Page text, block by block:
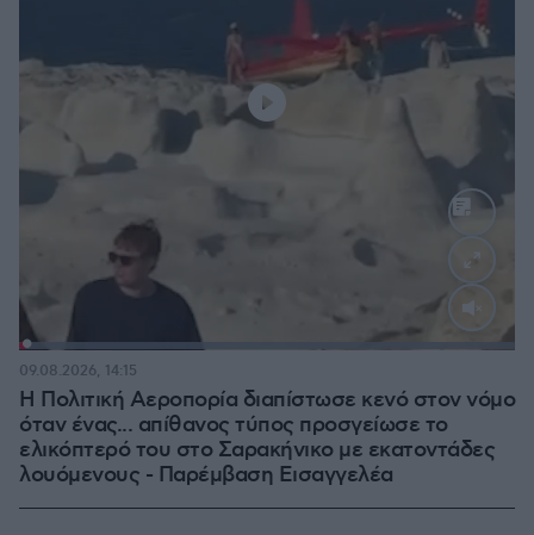
Η Πολιτική Αεροπορία διαπίστωσε κενό στον νόμο
όταν ένας... απίθανος τύπος προσγείωσε το
ελικόπτερό του στο Σαρακήνικο με εκατοντάδες
λουόμενους - Παρέμβαση Εισαγγελέα
09.08.2026, 14:15